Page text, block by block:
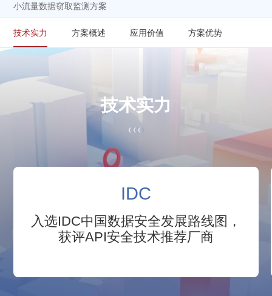
小流量数据窃取监测方案
技术实力 方案概述 应用价值 方案优势
STRENGTH
技术实力
IDC
入选IDC中国数据安全发展路线图，
获评API安全技术推荐厂商